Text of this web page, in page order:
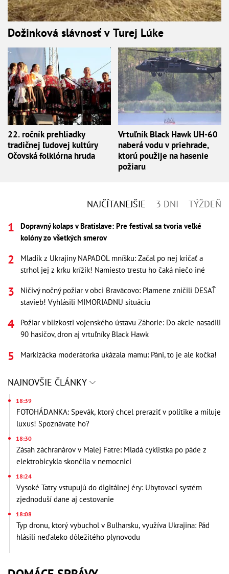
Dožinková slávnosť v Turej Lúke
22. ročník prehliadky
tradičnej ľudovej kultúry
Očovská folklórna hruda
Vrtuľník Black Hawk UH-60
naberá vodu v priehrade,
ktorú použije na hasenie
požiaru
NAJČÍTANEJŠIE 3 DNI TÝŽDEŇ
Dopravný kolaps v Bratislave: Pre festival sa tvoria veľké
kolóny zo všetkých smerov
Mladík z Ukrajiny NAPADOL mníšku: Začal po nej kričať a
strhol jej z krku krížik! Namiesto trestu ho čaká niečo iné
Ničivý nočný požiar v obci Braväcovo: Plamene zničili DESAŤ
stavieb! Vyhlásili MIMORIADNU situáciu
Požiar v blízkosti vojenského ústavu Záhorie: Do akcie nasadili
90 hasičov, dron aj vrtuľníky Black Hawk
Markizácka moderátorka ukázala mamu: Páni, to je ale kočka!
NAJNOVŠIE ČLÁNKY
18:39
FOTOHÁDANKA: Spevák, ktorý chcel preraziť v politike a miluje
luxus! Spoznávate ho?
18:30
Zásah záchranárov v Malej Fatre: Mladá cyklistka po páde z
elektrobicykla skončila v nemocnici
18:24
Vysoké Tatry vstupujú do digitálnej éry: Ubytovací systém
zjednoduší dane aj cestovanie
18:08
Typ dronu, ktorý vybuchol v Bulharsku, využíva Ukrajina: Pád
hlásili neďaleko dôležitého plynovodu